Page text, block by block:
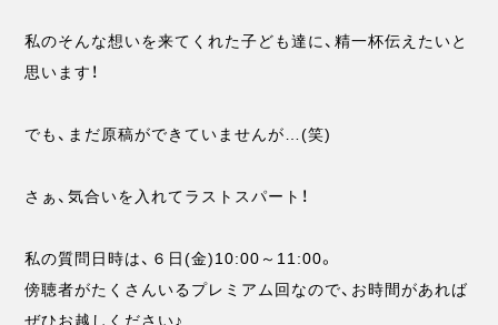
私のそんな想いを来てくれた子ども達に、精一杯伝えたいと
思います！
でも、まだ原稿ができていませんが…(笑)
さぁ、気合いを入れてラストスパート！
私の質問日時は、６日(金)10:00～11:00。
傍聴者がたくさんいるプレミアム回なので、お時間があれば
ぜひお越しください♪